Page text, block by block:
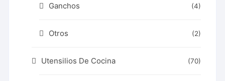
Ganchos (4)
Otros (2)
Utensilios De Cocina (70)